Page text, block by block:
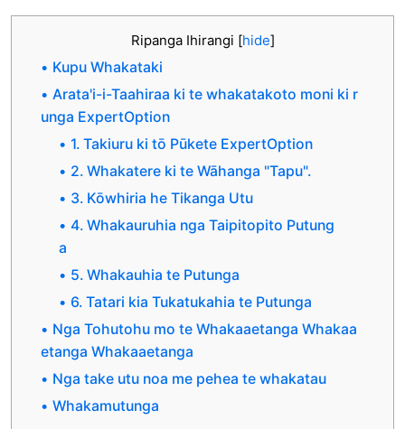
Ripanga Ihirangi [hide]
Kupu Whakataki
Arata'i-i-Taahiraa ki te whakatakoto moni ki r
unga ExpertOption
1. Takiuru ki tō Pūkete ExpertOption
2. Whakatere ki te Wāhanga "Tapu".
3. Kōwhiria he Tikanga Utu
4. Whakauruhia nga Taipitopito Putung
a
5. Whakauhia te Putunga
6. Tatari kia Tukatukahia te Putunga
Nga Tohutohu mo te Whakaaetanga Whakaa
etanga Whakaaetanga
Nga take utu noa me pehea te whakatau
Whakamutunga